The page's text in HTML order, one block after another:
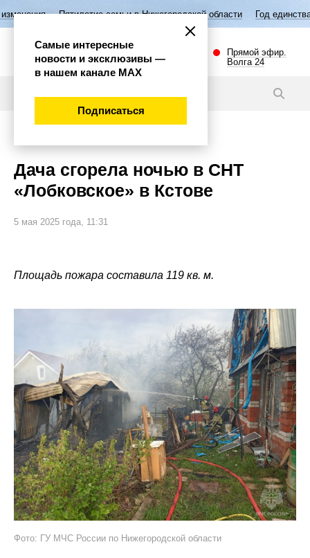
семьи в Нижегородской области Год единства народов России
Прямой эфир.
Волга 24
Дача сгорела ночью в СНТ
«Лобковское» в Кстове
5 мая 2025 года, 11:31
Площадь пожара составила 119 кв. м.
Фото: ГУ МЧС России по Нижегородской области
Самые интересные
новости и эксклюзивы —
в нашем канале МАХ
Подписаться